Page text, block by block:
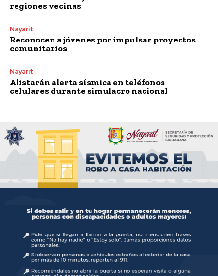
regiones vecinas
Nayarit
Reconocen a jóvenes por impulsar proyectos
comunitarios
Nayarit
Alistarán alerta sísmica en teléfonos
celulares durante simulacro nacional